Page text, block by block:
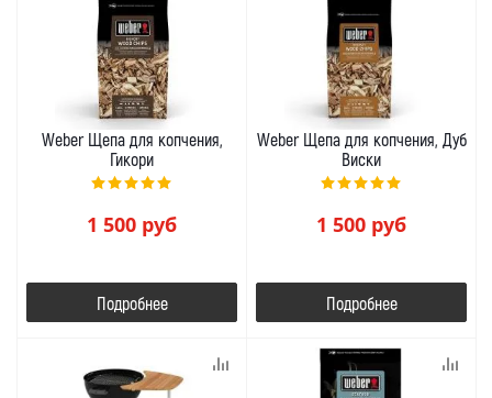
Weber Щепа для копчения,
Гикори
1 500 руб
Подробнее
Weber Щепа для копчения, Дуб
Виски
1 500 руб
Подробнее